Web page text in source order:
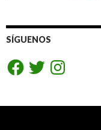
SÍGUENOS
FacebookTwitterInstagram